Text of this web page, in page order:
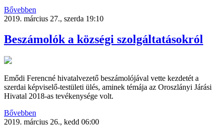
Bővebben
2019. március 27., szerda 19:10
Beszámolók a községi szolgáltatásokról
Emődi Ferencné hivatalvezető beszámolójával vette kezdetét a
szerdai képviselő-testületi ülés, aminek témája az Oroszlányi Járási
Hivatal 2018-as tevékenysége volt.
Bővebben
2019. március 26., kedd 06:00